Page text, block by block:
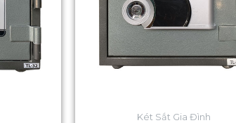
Két Sắt Gia Đình